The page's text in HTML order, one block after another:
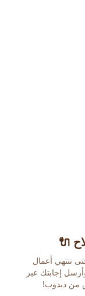
🔌
ننتهي أعمال
إجابتك عبر
من دبدوب!